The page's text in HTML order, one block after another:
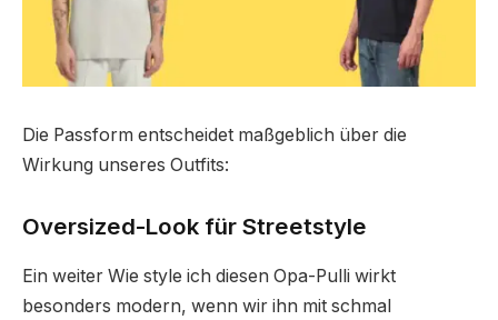
Die Passform entscheidet maßgeblich über die
Wirkung unseres Outfits:
Oversized-Look für Streetstyle
Ein weiter Wie style ich diesen Opa-Pulli wirkt
besonders modern, wenn wir ihn mit schmal